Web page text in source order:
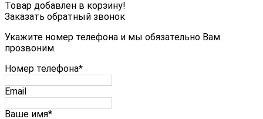
Товар добавлен в корзину!
Заказать обратный звонок
Укажите номер телефона и мы обязательно Вам
прозвоним.
Номер телефона*
Email
Ваше имя*